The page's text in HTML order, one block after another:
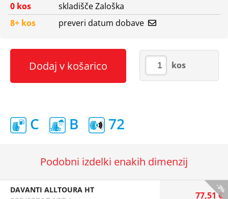
0 kos
skladišče Zaloška
8+ kos
preveri datum dobave
Dodaj v košarico kos
C B 72
Podobni izdelki enakih dimenzij
-3%
DAVANTI ALLTOURA HT
77,51 €